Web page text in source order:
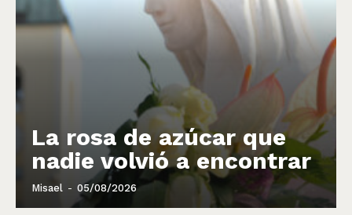
La rosa de azúcar que
nadie volvió a encontrar
Misael - 05/08/2026